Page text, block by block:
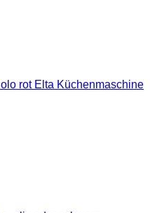
Elta Küchenmaschine